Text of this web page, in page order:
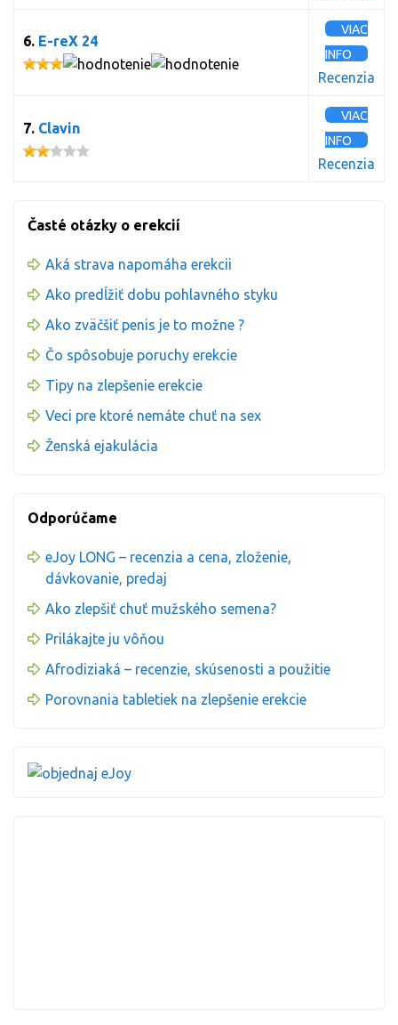
6. E-reX 24
VIAC
INFO
Recenzia
7. Clavin
VIAC
INFO
Recenzia
Časté otázky o erekcií
Aká strava napomáha erekcii
Ako predĺžiť dobu pohlavného styku
Ako zväčšiť penis je to možne ?
Čo spôsobuje poruchy erekcie
Tipy na zlepšenie erekcie
Veci pre ktoré nemáte chuť na sex
Ženská ejakulácia
Odporúčame
eJoy LONG – recenzia a cena, zloženie,
dávkovanie, predaj
Ako zlepšiť chuť mužského semena?
Prilákajte ju vôňou
Afrodiziaká – recenzie, skúsenosti a použitie
Porovnania tabletiek na zlepšenie erekcie